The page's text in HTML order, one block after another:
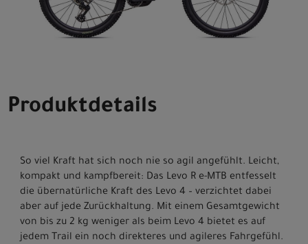
Produktdetails
So viel Kraft hat sich noch nie so agil angefühlt. Leicht,
kompakt und kampfbereit: Das Levo R e-MTB entfesselt
die übernatürliche Kraft des Levo 4 – verzichtet dabei
aber auf jede Zurückhaltung. Mit einem Gesamtgewicht
von bis zu 2 kg weniger als beim Levo 4 bietet es auf
jedem Trail ein noch direkteres und agileres Fahrgefühl.